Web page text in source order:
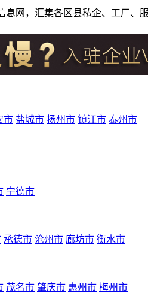
网，汇集各区县私企、工厂
市 盐城市 扬州市 镇江市 泰州市
宁德市
承德市 沧州市 廊坊市 衡水市
茂名市 肇庆市 惠州市 梅州市